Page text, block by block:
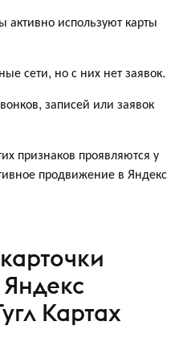
активно используют карты
сети, но с них нет заявок.
записей или заявок
признаков проявляются у
продвижение в Яндекс
Картах